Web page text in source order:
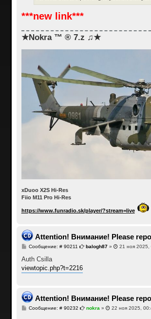
***new link***
★Nokra ™ ® 7.z ♫★
xDuoo X2S Hi-Res
Fiio M11 Pro Hi-Res
https://www.funradio.sk/player/?stream=live
Attention! Внимание! Please
Сообщение: # 90211 С
щ
balogh87 » 21 ноя 2025,
Auth Csilla
viewtopic.php?t=2216
Attention! Внимание! Please
Сообщение: # 90232 С
nokra » 22 ноя 2025,